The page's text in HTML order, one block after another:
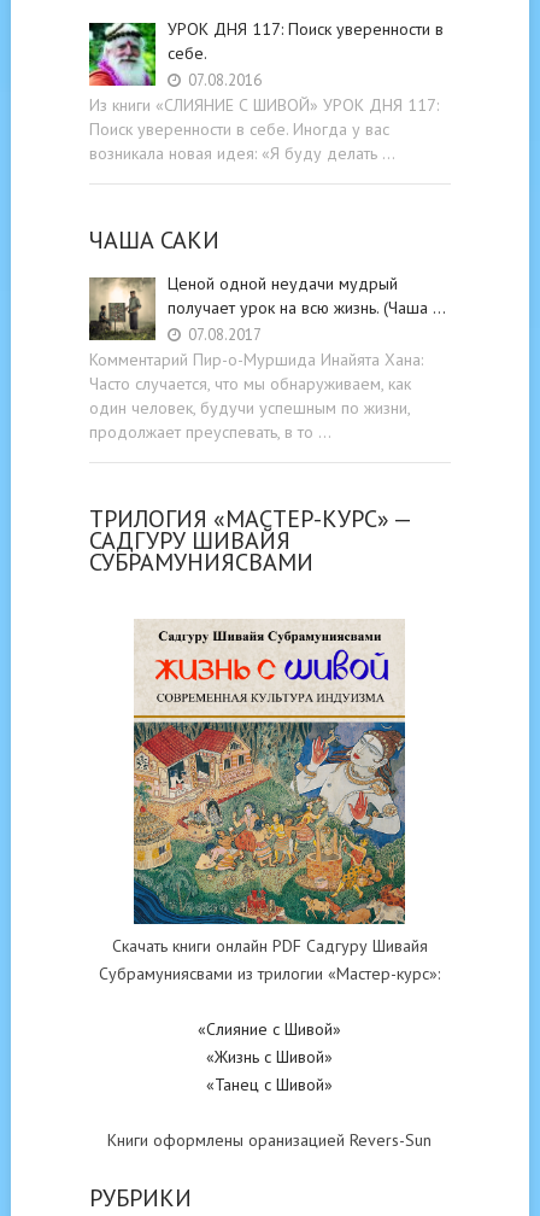
УРОК ДНЯ 117: Поиск уверенности в
себе.
07.08.2016
Из книги «СЛИЯНИЕ С ШИВОЙ» УРОК ДНЯ 117:
Поиск уверенности в себе. Иногда у вас
возникала новая идея: «Я буду делать …
ЧАША САКИ
Ценой одной неудачи мудрый
получает урок на всю жизнь. (Чаша …
07.08.2017
Комментарий Пир-о-Муршида Инайята Хана:
Часто случается, что мы обнаруживаем, как
один человек, будучи успешным по жизни,
продолжает преуспевать, в то …
ТРИЛОГИЯ «МАСТЕР-КУРС» —
САДГУРУ ШИВАЙЯ
СУБРАМУНИЯСВАМИ
Скачать книги онлайн PDF Садгуру Шивайя
Субрамуниясвами из трилогии «Мастер-курс»:
«Слияние с Шивой»
«Жизнь с Шивой»
«Танец с Шивой»
Книги оформлены оранизацией Revers-Sun
РУБРИКИ